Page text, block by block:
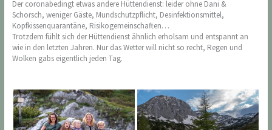
Der coronabedingt etwas andere Hüttendienst: leider ohne Dani &
Schorsch, weniger Gäste, Mundschutzpflicht, Desinfektionsmittel,
Kopfkissenquarantäne, Risikogemeinschaften…
Trotzdem fühlt sich der Hüttendienst ähnlich erholsam und entspannt an
wie in den letzten Jahren. Nur das Wetter will nicht so recht, Regen und
Wolken gabs eigentlich jeden Tag.